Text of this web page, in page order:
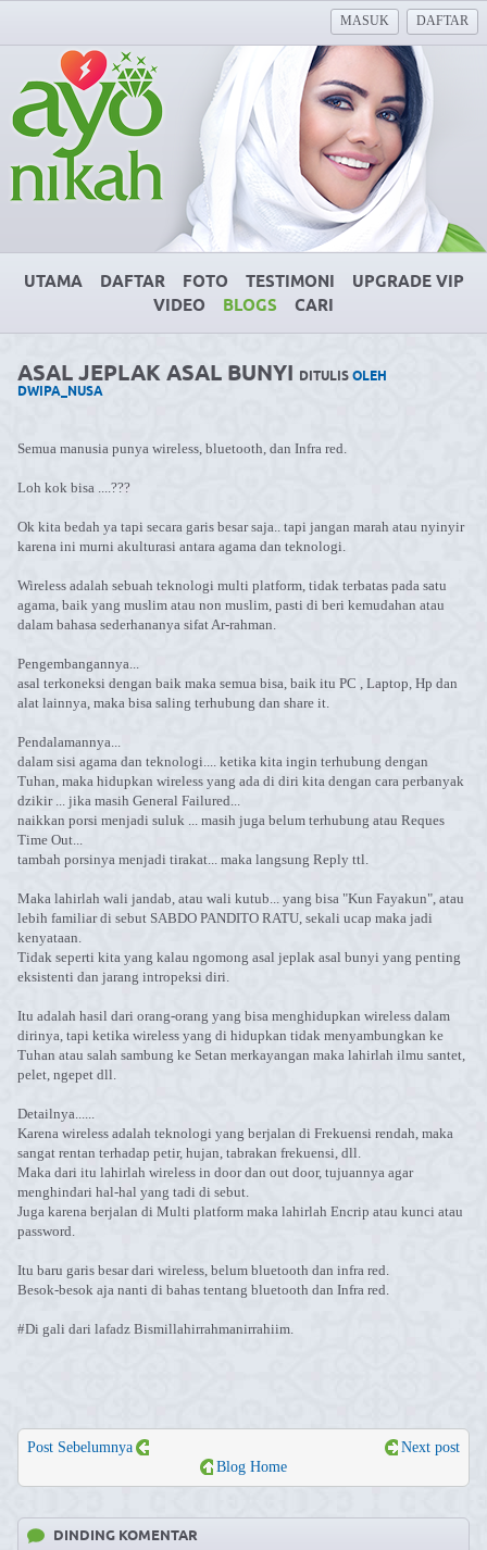
MASUK DAFTAR
UTAMA DAFTAR FOTO TESTIMONI
UPGRADE VIP
VIDEO
BLOGS CARI
ASAL JEPLAK ASAL BUNYI DITULISOLEH
DWIPA_NUSA
Semua manusia punya wireless, bluetooth, dan Infra red.
Loh kok bisa ....???
Ok kita bedah ya tapi secara garis besar saja.. tapi jangan marah atau nyinyir
karena ini murni akulturasi antara agama dan teknologi.
Wireless adalah sebuah teknologi multi platform, tidak terbatas pada satu
agama, baik yang muslim atau non muslim, pasti di beri kemudahan atau
dalam bahasa sederhananya sifat Ar-rahman.
Pengembangannya...
asal terkoneksi dengan baik maka semua bisa, baik itu PC , Laptop, Hp dan
alat lainnya, maka bisa saling terhubung dan share it.
Pendalamannya...
dalam sisi agama dan teknologi.... ketika kita ingin terhubung dengan
Tuhan, maka hidupkan wireless yang ada di diri kita dengan cara perbanyak
dzikir ... jika masih General Failured...
naikkan porsi menjadi suluk ... masih juga belum terhubung atau Reques
Time Out...
tambah porsinya menjadi tirakat... maka langsung Reply ttl.
Maka lahirlah wali jandab, atau wali kutub... yang bisa "Kun Fayakun", atau
lebih familiar di sebut SABDO PANDITO RATU, sekali ucap maka jadi
kenyataan.
Tidak seperti kita yang kalau ngomong asal jeplak asal bunyi yang penting
eksistenti dan jarang intropeksi diri.
Itu adalah hasil dari orang-orang yang bisa menghidupkan wireless dalam
dirinya, tapi ketika wireless yang di hidupkan tidak menyambungkan ke
Tuhan atau salah sambung ke Setan merkayangan maka lahirlah ilmu santet,
pelet, ngepet dll.
Detailnya......
Karena wireless adalah teknologi yang berjalan di Frekuensi rendah, maka
sangat rentan terhadap petir, hujan, tabrakan frekuensi, dll.
Maka dari itu lahirlah wireless in door dan out door, tujuannya agar
menghindari hal-hal yang tadi di sebut.
Juga karena berjalan di Multi platform maka lahirlah Encrip atau kunci atau
password.
Itu baru garis besar dari wireless, belum bluetooth dan infra red.
Besok-besok aja nanti di bahas tentang bluetooth dan Infra red.
#Di gali dari lafadz Bismillahirrahmanirrahiim.
Post Sebelumnya
Next post
Blog Home
DINDING KOMENTAR